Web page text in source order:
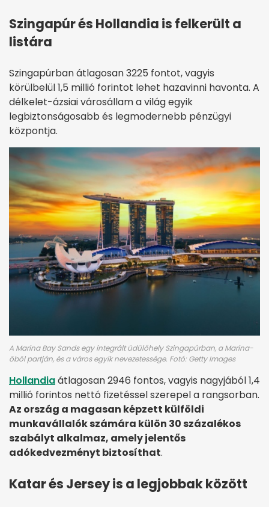
Szingapúr és Hollandia is felkerült a
listára
Szingapúrban átlagosan 3225 fontot, vagyis
körülbelül 1,5 millió forintot lehet hazavinni havonta. A
délkelet-ázsiai városállam a világ egyik
legbiztonságosabb és legmodernebb pénzügyi
központja.
A Marina Bay Sands egy integrált üdülőhely Szingapúrban, a Marina-
öböl partján, és a város egyik nevezetessége. Fotó: Getty Images
Hollandiaátlagosan 2946 fontos, vagyis nagyjából 1,4
millió forintos nettó fizetéssel szerepel a rangsorban.
Az ország a magasan képzett külföldi
munkavállalók számára külön 30 százalékos
szabályt alkalmaz, amely jelentős
adókedvezményt biztosíthat.
Katar és Jersey is a legjobbak között